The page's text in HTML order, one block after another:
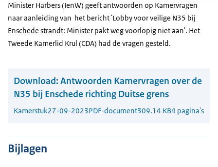
Minister Harbers (IenW) geeft antwoorden op Kamervragen
naar aanleiding van het bericht 'Lobby voor veilige N35 bij
Enschede strandt: Minister pakt weg voorlopig niet aan'. Het
Tweede Kamerlid Krul (CDA) had de vragen gesteld.
Download: Antwoorden Kamervragen over de
N35 bij Enschede richting Duitse grens
Kamerstuk27-09-2023PDF-document309.14 KB4 pagina's
Bijlagen